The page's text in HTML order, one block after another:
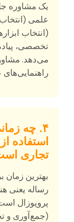
یک مشاوره
علمی
(انتخاب
می‌دهد. مشاور
راهنمایی‌های
۴. چه
استفاده
تجاری
بهترین زمان
رساله یعنی
پروپوزال
(جمع‌آوری و